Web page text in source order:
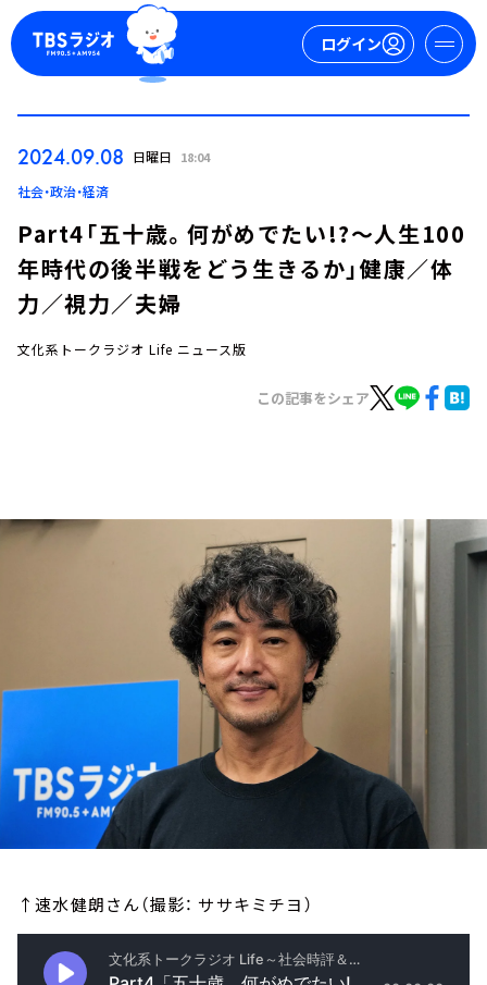
ログイン
イベント・グッズ
2024.09.08 日曜日 18:04
社会・政治・経済
Part4「五十歳。何がめでたい!?～人生100
年時代の後半戦をどう生きるか」健康／体
力／視力／夫婦
文化系トークラジオ Life ニュース版
この記事をシェア
↑速水健朗さん（撮影： ササキミチヨ）